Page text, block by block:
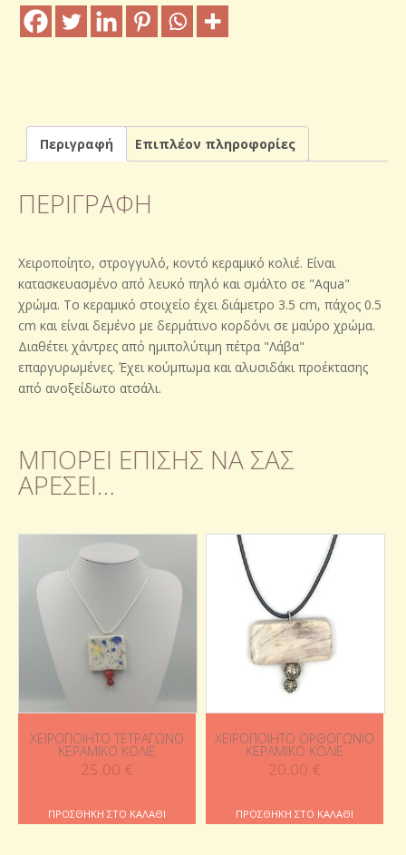
Περιγραφή Επιπλέον πληροφορίες
ΠΕΡΙΓΡΑΦΉ
Χειροποίητο, στρογγυλό, κοντό κεραμικό κολιέ. Είναι
κατασκευασμένο από λευκό πηλό και σμάλτο σε "Aqua"
χρώμα. Το κεραμικό στοιχείο έχει διάμετρο 3.5 cm, πάχος 0.5
cm και είναι δεμένο με δερμάτινο κορδόνι σε μαύρο χρώμα.
Διαθέτει χάντρες από ημιπολύτιμη πέτρα "Λάβα"
επαργυρωμένες. Έχει κούμπωμα και αλυσιδάκι προέκτασης
από ανοξείδωτο ατσάλι.
ΜΠΟΡΕΊ ΕΠΊΣΗΣ ΝΑ ΣΑΣ
ΑΡΈΣΕΙ…
ΧΕΙΡΟΠΟΊΗΤΟ ΤΕΤΡΆΓΩΝΟ
ΚΕΡΑΜΙΚΌ ΚΟΛΙΈ
25.00 €
ΠΡΟΣΘΉΚΗ ΣΤΟ ΚΑΛΆΘΙ
ΧΕΙΡΟΠΟΊΗΤΟ ΟΡΘΟΓΏΝΙΟ
ΚΕΡΑΜΙΚΌ ΚΟΛΙΈ
20.00 €
ΠΡΟΣΘΉΚΗ ΣΤΟ ΚΑΛΆΘΙ